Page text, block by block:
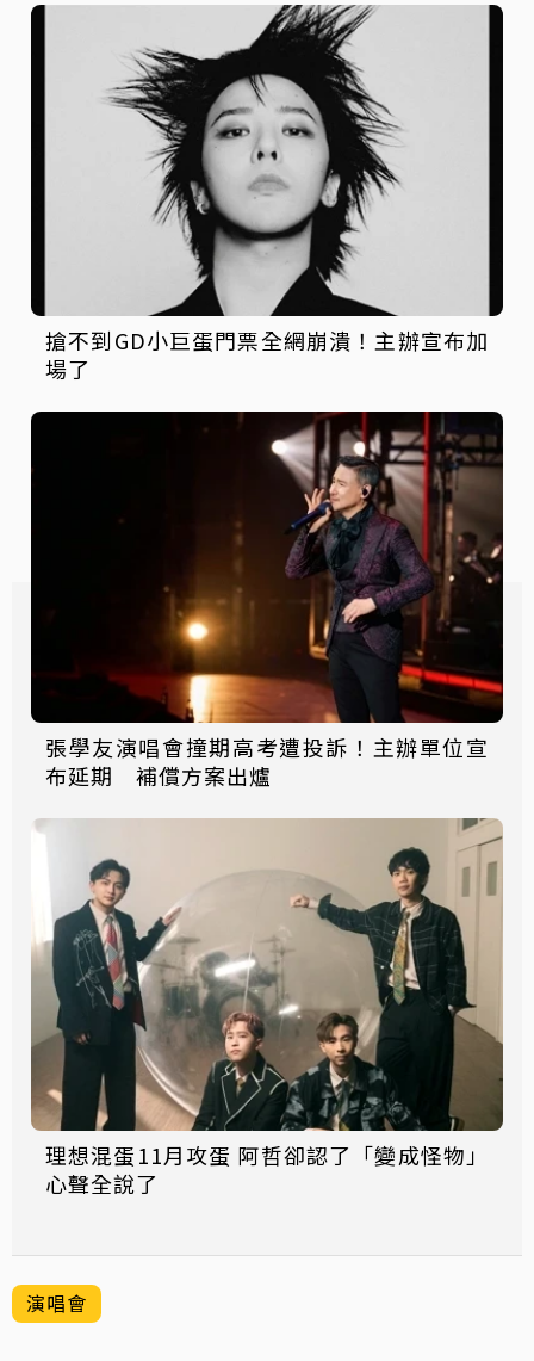
搶不到GD小巨蛋門票全網崩潰！主辦宣布加
場了
張學友演唱會撞期高考遭投訴！主辦單位宣
布延期 補償方案出爐
理想混蛋11月攻蛋 阿哲卻認了「變成怪物」
心聲全說了
演唱會